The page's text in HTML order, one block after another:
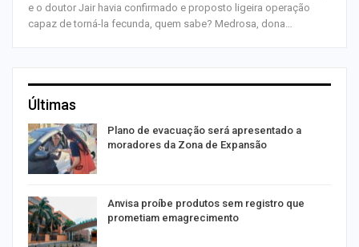
e o doutor Jair havia confirmado e proposto ligeira operação
capaz de torná-la fecunda, quem sabe? Medrosa, dona…
Últimas
Plano de evacuação será apresentado a
moradores da Zona de Expansão
Anvisa proíbe produtos sem registro que
prometiam emagrecimento